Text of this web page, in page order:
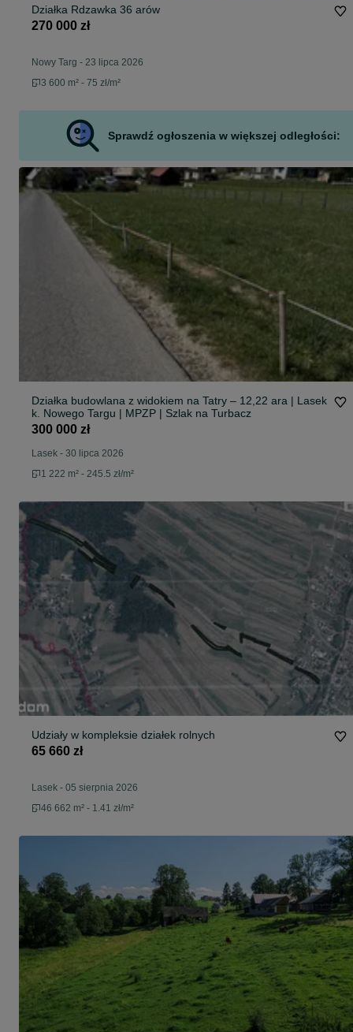
Działka Rdzawka 36 arów
270 000 zł
Nowy Targ - 23 lipca 2026
3 600 m² - 75 zł/m²
Sprawdź ogłoszenia w większej odległości:
Działka budowlana z widokiem na Tatry – 12,22 ara | Lasek
k. Nowego Targu | MPZP | Szlak na Turbacz
300 000 zł
Lasek - 30 lipca 2026
1 222 m² - 245.5 zł/m²
Udziały w kompleksie działek rolnych
65 660 zł
Lasek - 05 sierpnia 2026
46 662 m² - 1.41 zł/m²